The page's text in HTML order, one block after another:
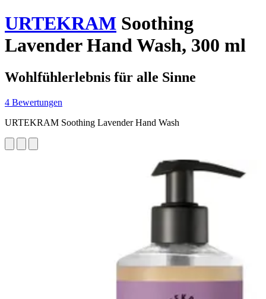
URTEKRAM Soothing
Lavender Hand Wash, 300 ml
Wohlfühlerlebnis für alle Sinne
4 Bewertungen
URTEKRAM Soothing Lavender Hand Wash